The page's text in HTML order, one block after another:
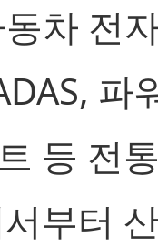
차 전
파
등 전
부터